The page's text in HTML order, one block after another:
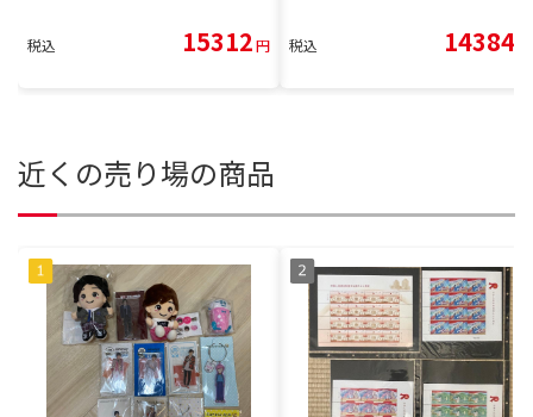
税込 15312円 税込 14384
近くの売り場の商品